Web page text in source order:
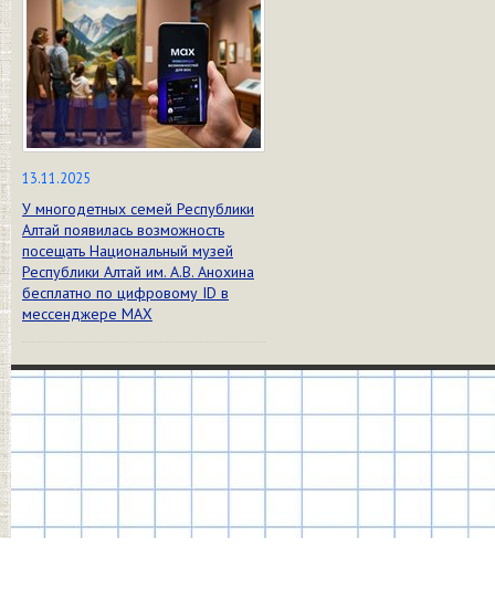
13.11.2025
У многодетных семей Республики
Алтай появилась возможность
посещать Национальный музей
Республики Алтай им. А.В. Анохина
бесплатно по цифровому ID в
мессенджере МАХ